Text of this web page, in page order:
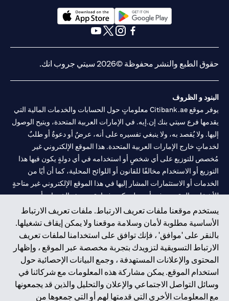
يستخدم موقعنا ملفات تعريف الارتباط. ملفات تعريف الارتباط
الأساسية مطلوبة لأمان وسلامة موقعنا ولا يمكن إيقاف تشغيلها.
بالنقر على 'موافق' ، فإنك توافق على استخدامنا لملفات تعريف
الارتباط التسويقية لتزويدك بتجربة مخصصة عبر الموقع ، وإظهار
المحتوى والإعلانات المستهدفة ، وجمع البيانات الإحصائية حول
استخدام الموقع. يمكن مشاركة هذه المعلومات مع شركائنا في
وسائل التواصل الاجتماعي والإعلان والتحليل والذين قد يجمعونها
مع المعلومات الأخرى التي قدمتها لهم أو التي جمعوها من
(opens in a new tab)
حقوق الطبع والنشر محفوظة ©2026 سيتي جروب انك.
البنود و الظروف
يوفر موقع Citibank.ae معلوماتٍ حول الحسابات والخدمات المالية التي
يقدمها فرع سيتي بنك إن.إيه. في الإمارات العربية المتحدة، ويتيح الوصول
إليها. ولا يُقصد به، ولا ينبغي تفسيره على أنه، عرضٌ أو دعوةٌ أو طلبٌ
لخدماتٍ خارج الإمارات العربية المتحدة. هذا الموقع الإلكتروني غير
مُخصص للتوزيع على أي شخصٍ أو استخدامه في أي دولةٍ يكون فيها هذا
التوزيع أو الاستخدام مخالفًا للقانون أو اللوائح المحلية، كما أن أيًا من
الخدمات أو الاستثمارات المشار إليها في هذا الموقع الإلكتروني غير متاحةٍ
للأشخاص المقيمين في أي دولةٍ يكون فيها تقديم هذه الخدمات أو
الاستثمارات مخالفًا للقانون أو اللوائح المحلية.
سيتي بنك هي علامة خدمة لشركة Citigroup Inc. أو .Citibank N.A ،
مستخدمة ومسجلة في جميع أنحاء العالم.
سيتي بنك إن. إيه. الإمارات مسجل لدى مصرف الإمارات المركزي تحت
أرقام التراخيص 202563 لفرع الوصل في دبي، 531989 لفرع مول
الإمارات في دبي، و
CN-1002019 لفرع أبوظبي. هاتف: 4000 311 04.